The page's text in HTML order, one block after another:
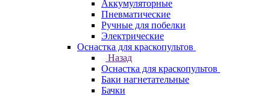
Аккумуляторные
Пневматические
Ручные для побелки
Электрические
Оснастка для краскопультов
Назад
Оснастка для краскопультов
Баки нагнетательные
Бачки